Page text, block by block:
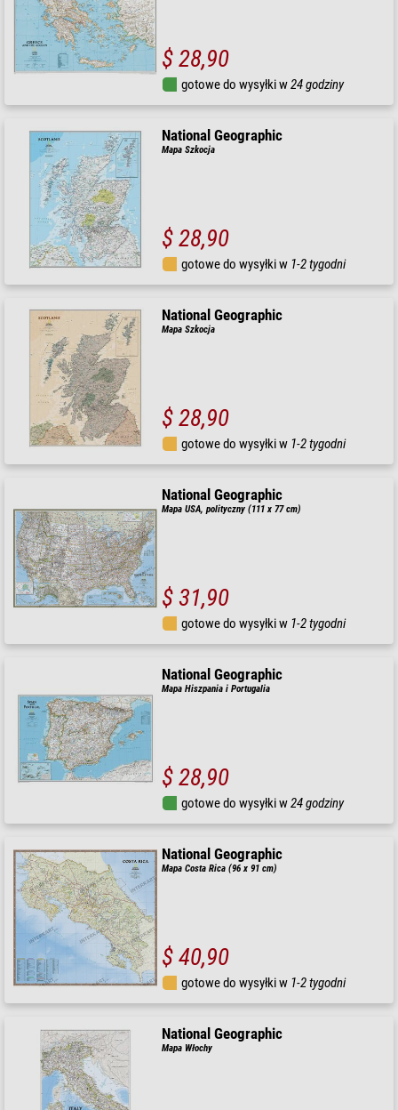
$ 28,90
gotowe do wysyłki w24 godziny
National Geographic
Mapa Szkocja
$ 28,90
gotowe do wysyłki w 1-2 tygodni
National Geographic
Mapa Szkocja
$ 28,90
gotowe do wysyłki w 1-2 tygodni
National Geographic
Mapa USA, polityczny (111 x 77 cm)
$ 31,90
gotowe do wysyłki w 1-2 tygodni
National Geographic
Mapa Hiszpania i Portugalia
$ 28,90
gotowe do wysyłki w24 godziny
National Geographic
Mapa Costa Rica (96 x 91 cm)
$ 40,90
gotowe do wysyłki w 1-2 tygodni
National Geographic
Mapa Włochy